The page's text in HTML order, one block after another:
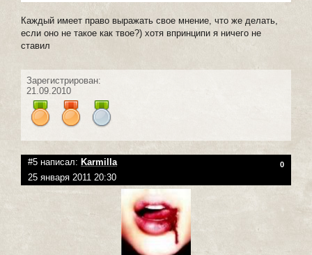
Каждый имеет право выражать свое мнение, что же делать,
если оно не такое как твое?) хотя впринципи я ничего не
ставил
Зарегистрирован:
21.09.2010
#5 написал: Karmilla 0
25 января 2011 20:30